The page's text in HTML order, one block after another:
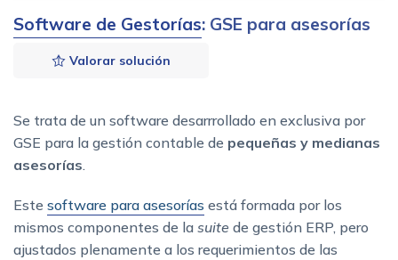
Software de Gestorías: GSE para asesorías
Valorar solución
Se trata de un software desarrrollado en exclusiva por
GSE para la gestión contable de pequeñas y medianas
asesorías.
Este software para asesorías está formada por los
mismos componentes de la suite de gestión ERP, pero
ajustados plenamente a los requerimientos de las